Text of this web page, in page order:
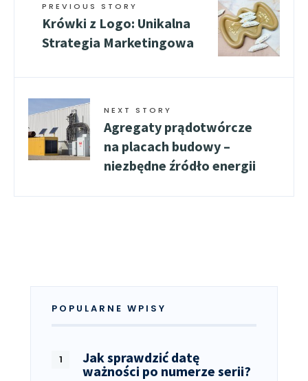
PREVIOUS STORY
Krówki z Logo: Unikalna
Strategia Marketingowa
NEXT STORY
Agregaty prądotwórcze
na placach budowy –
niezbędne źródło energii
POPULARNE WPISY
Jak sprawdzić datę
ważności po numerze serii?